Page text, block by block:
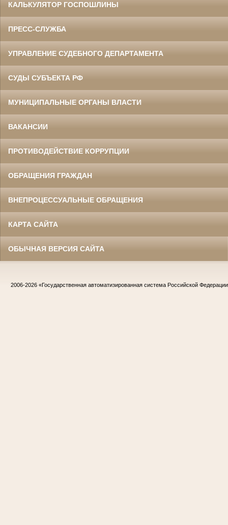
КАЛЬКУЛЯТОР ГОСПОШЛИНЫ
ПРЕСС-СЛУЖБА
УПРАВЛЕНИЕ СУДЕБНОГО ДЕПАРТАМЕНТА
СУДЫ СУБЪЕКТА РФ
МУНИЦИПАЛЬНЫЕ ОРГАНЫ ВЛАСТИ
ВАКАНСИИ
ПРОТИВОДЕЙСТВИЕ КОРРУПЦИИ
ОБРАЩЕНИЯ ГРАЖДАН
ВНЕПРОЦЕССУАЛЬНЫЕ ОБРАЩЕНИЯ
КАРТА САЙТА
ОБЫЧНАЯ ВЕРСИЯ САЙТА
2006-2026 «Государственная автоматизированная система Российской